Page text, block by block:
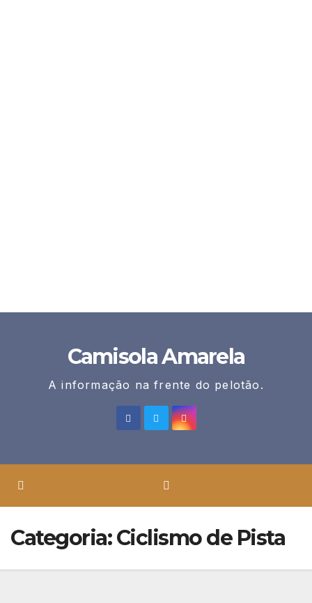
Camisola Amarela
A informação na frente do pelotão.
Categoria:Ciclismo de Pista